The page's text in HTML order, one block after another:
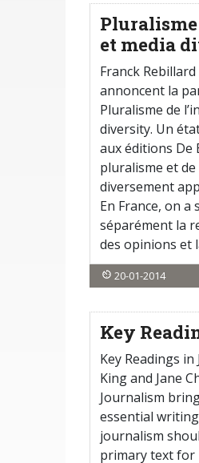
et media
Franck
annoncent la
Pluralisme de
diversity. Un
aux éditions De
pluralisme et
diversement
En France, on a
séparément la
des opinions et
20-01-2014
Key
Key Readings
King and Jane
Journalism
essential
journalism
primary text for